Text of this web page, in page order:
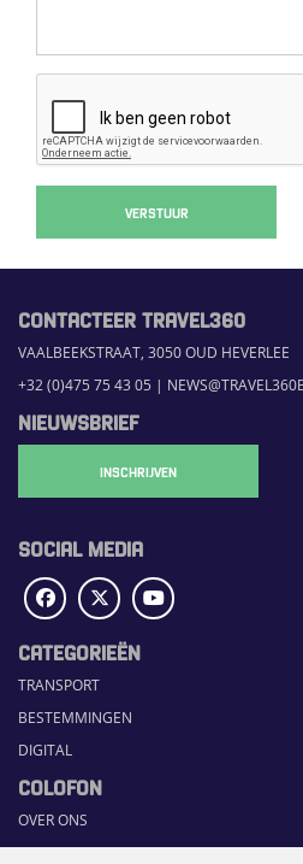
VERSTUUR
CONTACTEER TRAVEL360
VAALBEEKSTRAAT, 3050 OUD HEVERLEE
+32 (0)475 75 43 05 |
NIEUWSBRIEF
INSCHRIJVEN
SOCIAL MEDIA
CATEGORIEËN
TRANSPORT
BESTEMMINGEN
DIGITAL
COLOFON
OVER ONS
COMMUNICATION PLATFORM